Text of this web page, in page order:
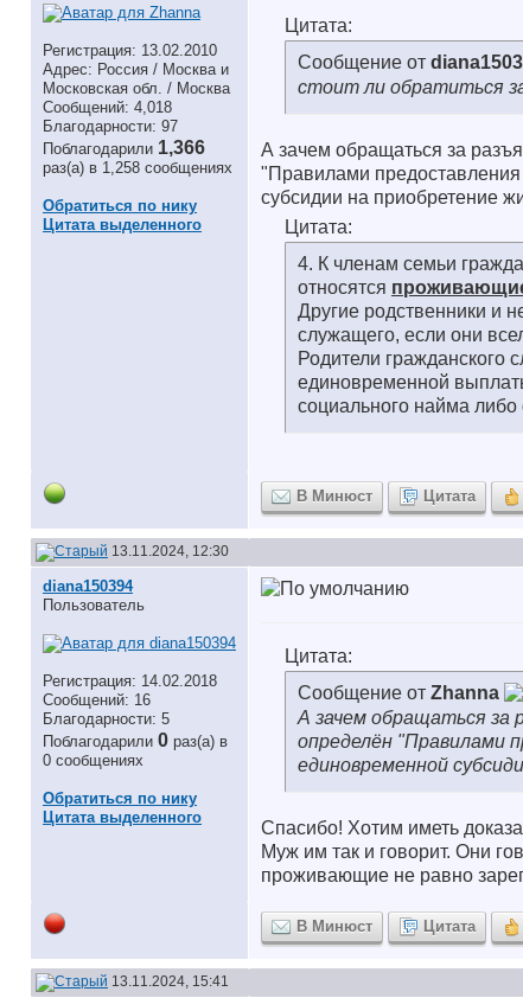
Регистрация: 13.02.2010
Адрес: Россия / Москва и
Московская обл. / Москва
Сообщений: 4,018
Благодарности: 97
Поблагодарили 1,366
раз(а) в 1,258 сообщениях
Обратиться по нику
Цитата выделенного
Цитата:
Сообщение от
стоит ли обратиться
А зачем обращаться за
"Правилами
субсидии на приобретение
Цитата:
4. К членам семьи
относятся
Другие родственники и
служащего, если они
Родители гражданского
единовременной
социального найма
В Минюст Цитата
13.11.2024, 12:30
diana150394
Пользователь
Регистрация: 14.02.2018
Сообщений: 16
Благодарности: 5
Поблагодарили 0 раз(а) в
0 сообщениях
Обратиться по нику
Цитата выделенного
Цитата:
Сообщение от Zhanna
А зачем обращаться за
определён "Правилами
единовременной
Спасибо! Хотим иметь
Муж им так и говорит. Они
проживающие не равно
В Минюст Цитата
13.11.2024, 15:41